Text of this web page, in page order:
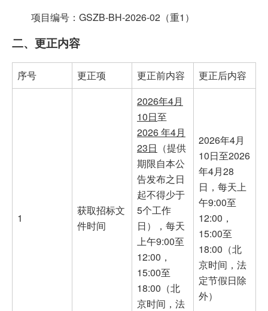
项目编号：GSZB-BH-2026-02（重1）
二、更正内容
序号 更正项 更正前内容 更正后内容
1
获取招标文
件时间
2026年4月
10日至
2026年4月
23日 （提供
期限自本公
告发布之日
起不得少于
5个工作
日），每天
上午9:00至
12:00，
15:00至
18:00（北
京时间，法
2026年4月
10日至2026
年4月28
日，每天上
午9:00至
12:00，
15:00至
18:00（北
京时间，法
定节假日除
外）